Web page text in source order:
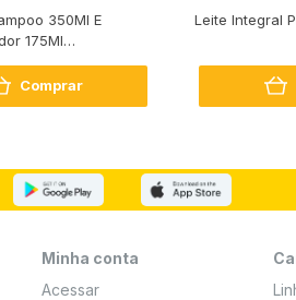
350Ml E
175Ml
Comprar
Leite Integral
Minha conta
Acessar